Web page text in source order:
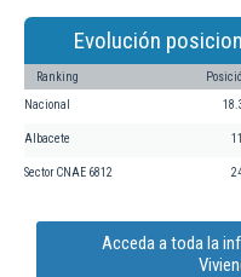
Evolución
Ranking
Nacional
Albacete
Sector CNAE 6812
Acceda a toda la